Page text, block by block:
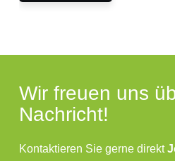
Wir freuen uns
Nachricht!
Kontaktieren Sie gerne direkt